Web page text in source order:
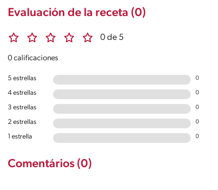
Evaluación de la receta (0)
0 de 5
0 calificaciones
5 estrellas 0
4 estrellas 0
3 estrellas 0
2 estrellas 0
1 estrella 0
Comentários (0)